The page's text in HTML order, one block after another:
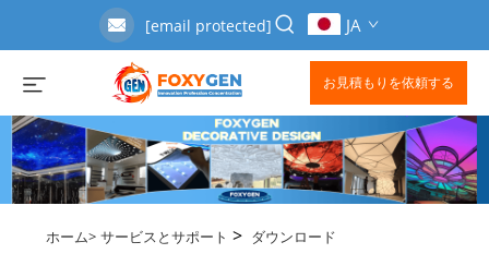
[email protected] JA
お見積もりを依頼する
ホーム> サービスとサポート > ダウンロード